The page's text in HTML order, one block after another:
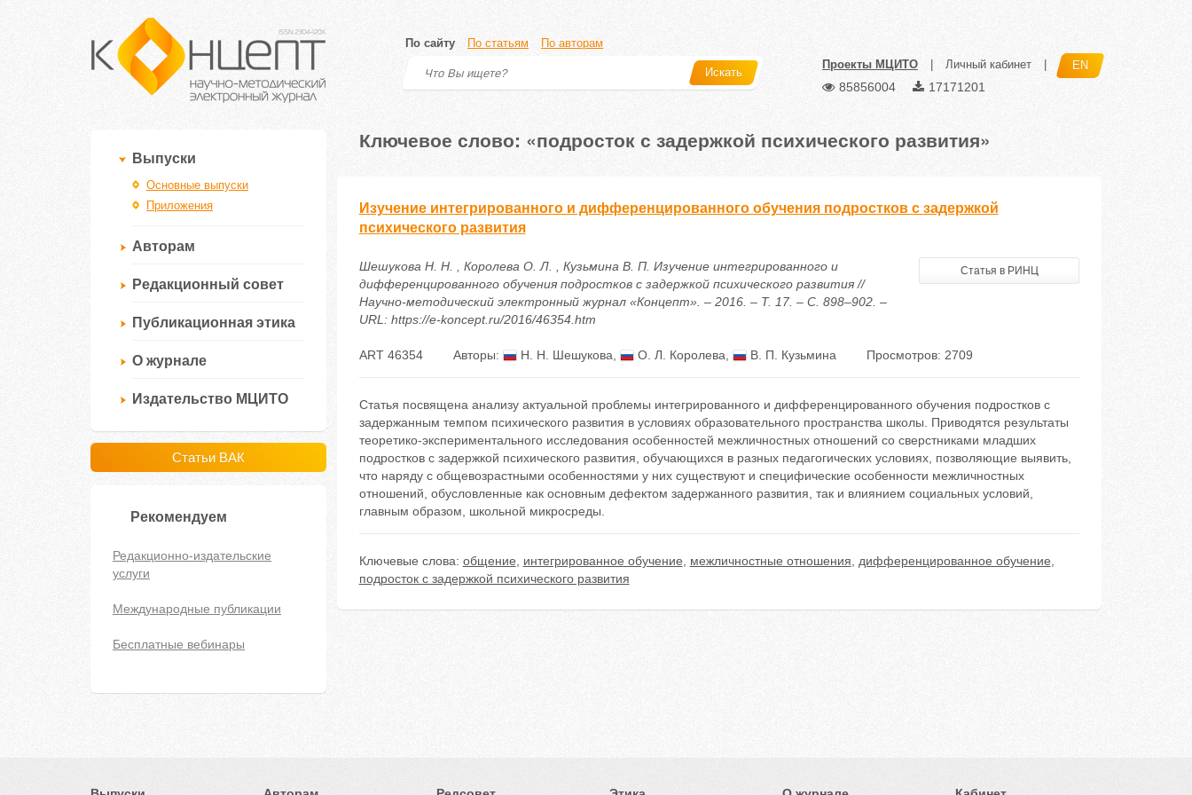
По сайту По статьям По авторам
Искать
Проекты МЦИТО Личный кабинет EN
85856004 17171201
Выпуски
Основные выпуски
Приложения
Авторам
Редакционный совет
Публикационная этика
О журнале
Издательство МЦИТО
Статьи ВАК
Рекомендуем
Редакционно-издательские
услуги
Международные публикации
Бесплатные вебинары
Ключевое слово: «подросток с задержкой психического развития»
Изучение интегрированного и дифференцированного обучения подростков с задержкой
психического развития
Шешукова Н. Н. , Королева О. Л. , Кузьмина В. П. Изучение интегрированного и
дифференцированного обучения подростков с задержкой психического развития //
Научно-методический электронный журнал «Концепт». – 2016. – Т. 17. – С. 898–902. –
URL: https://e-koncept.ru/2016/46354.htm
Статья в РИНЦ
ART 46354 Авторы: Н. Н. Шешукова О. Л. Королева В. П. Кузьмина Просмотров: 2709
Статья посвящена анализу актуальной проблемы интегрированного и дифференцированного обучения подростков с
задержанным темпом психического развития в условиях образовательного пространства школы. Приводятся результаты
теоретико-экспериментального исследования особенностей межличностных отношений со сверстниками младших
подростков с задержкой психического развития, обучающихся в разных педагогических условиях, позволяющие выявить,
что наряду с общевозрастными особенностями у них существуют и специфические особенности межличностных
отношений, обусловленные как основным дефектом задержанного развития, так и влиянием социальных условий,
главным образом, школьной микросреды.
Ключевые слова: общение интегрированное обучение межличностные отношения дифференцированное обучение
подросток с задержкой психического развития